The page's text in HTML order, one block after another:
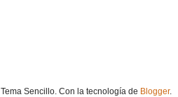
Tema Sencillo. Con la tecnología de Blogger.